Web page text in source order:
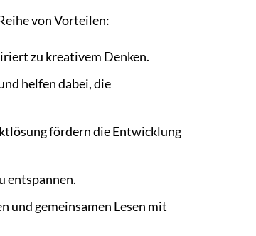
von Vorteilen:
zu kreativem Denken.
helfen dabei, die
fördern die Entwicklung
entspannen.
und gemeinsamen Lesen mit